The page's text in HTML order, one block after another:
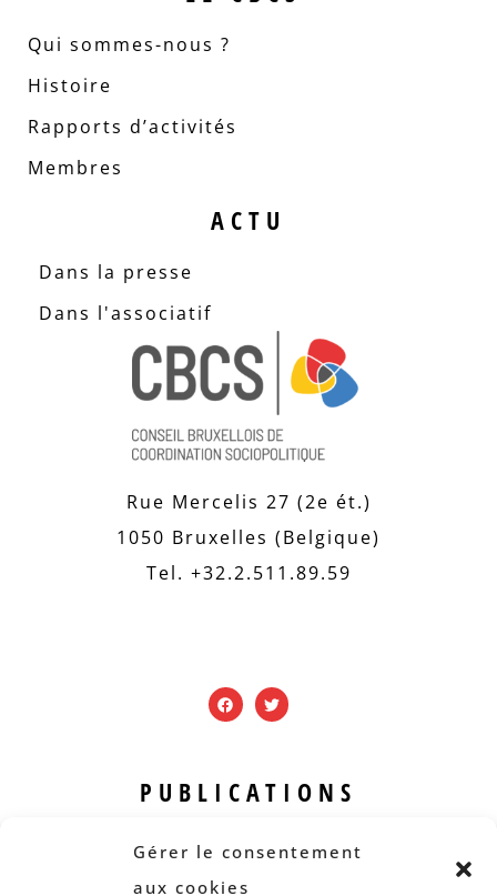
Gérer le consentement
aux cookies
Qui sommes-nous ?
Histoire
Rapports d’activités
Membres
ACTU
Dans la presse
Dans l'associatif
Rue Mercelis 27 (2e ét.)
1050 Bruxelles (Belgique)
Tel. +32.2.511.89.59
PUBLICATIONS
Revue B.I.S.
Rapports et analyses